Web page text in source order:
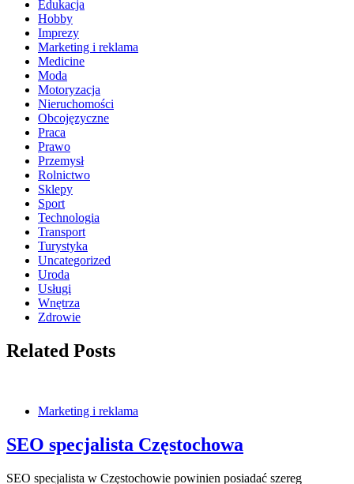
Edukacja
Hobby
Imprezy
Marketing i reklama
Medicine
Moda
Motoryzacja
Nieruchomości
Obcojęzyczne
Praca
Prawo
Przemysł
Rolnictwo
Sklepy
Sport
Technologia
Transport
Turystyka
Uncategorized
Uroda
Usługi
Wnętrza
Zdrowie
Related Posts
Marketing i reklama
SEO specjalista Częstochowa
SEO specjalista w Częstochowie powinien posiadać szereg